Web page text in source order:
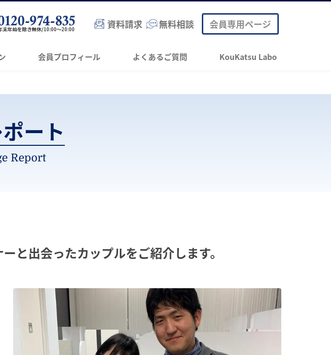
資料請求 無料相談 会員専用ページ
会員プロフィール よくあるご質問 KouKatsu Labo
ート
Report
と出会ったカップルをご紹介します。